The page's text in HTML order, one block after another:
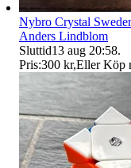
Nybro Crystal
Anders Lindblom
Sluttid13 aug 20:58.
Pris:300 kr,Eller Köp